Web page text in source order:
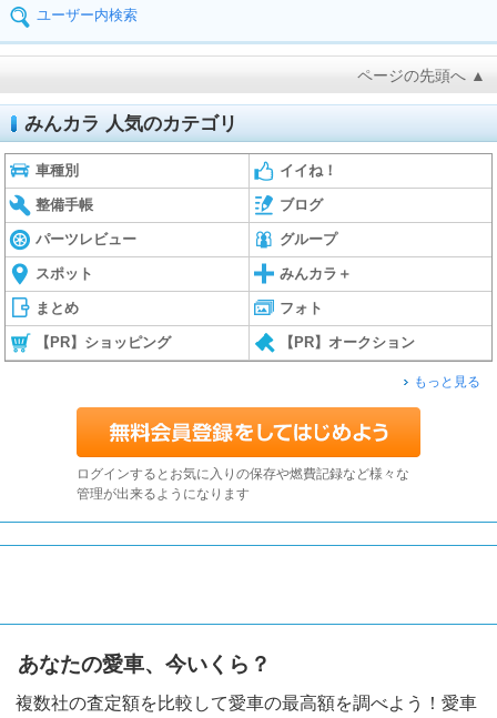
ユーザー内検索
ページの先頭へ ▲
みんカラ 人気のカテゴリ
車種別 イイね！
整備手帳 ブログ
パーツレビュー グループ
スポット みんカラ＋
まとめ フォト
【PR】ショッピング 【PR】オークション
もっと見る
ログインするとお気に入りの保存や燃費記録など様々な
管理が出来るようになります
あなたの愛車、今いくら？
複数社の査定額を比較して愛車の最高額を調べよう！愛車